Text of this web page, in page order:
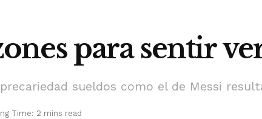
para sentir
sueldos como el de Messi
Time: 2 mins read